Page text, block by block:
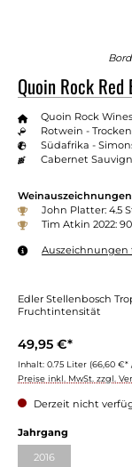
Quoin Rock
Quoin Rock Wines
Rotwein - Trocken
Südafrika -
Cabernet
John Platter: 4.5
Tim Atkin 2022:
Auszeichnungen
Edler Stellenbosch
Fruchtintensität
49,95 €*
Inhalt: 0.75 Liter (66,60 €*
Preise inkl. MwSt. zzgl.
Derzeit nicht
Jahrgang
2016